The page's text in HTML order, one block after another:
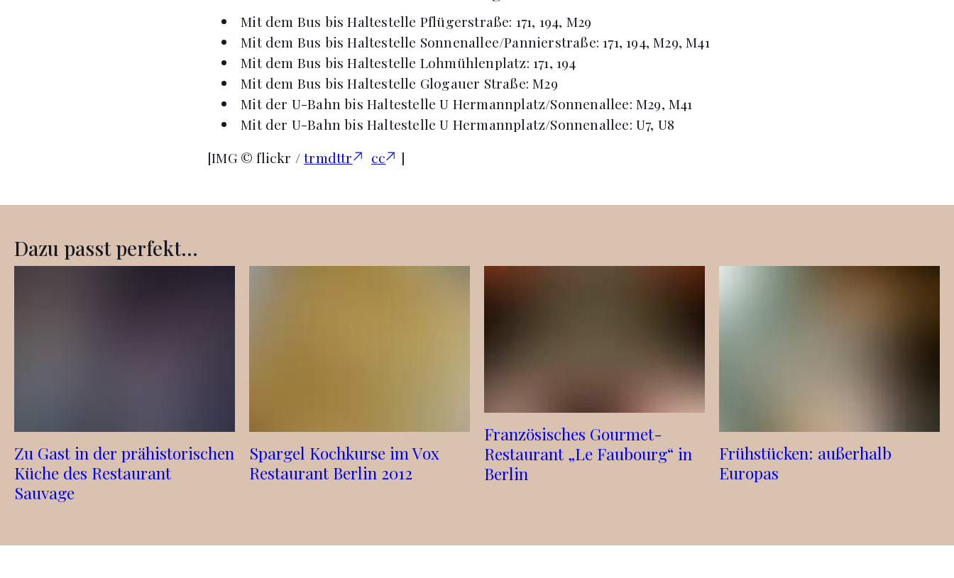
Mit dem Bus bis Haltestelle Pflügerstraße: 171, 194, M29
Mit dem Bus bis Haltestelle Sonnenallee/Pannierstraße: 171, 194, M29, M41
Mit dem Bus bis Haltestelle Lohmühlenplatz: 171, 194
Mit dem Bus bis Haltestelle Glogauer Straße: M29
Mit der U-Bahn bis Haltestelle U Hermannplatz/Sonnenallee: M29, M41
Mit der U-Bahn bis Haltestelle U Hermannplatz/Sonnenallee: U7, U8
[IMG © flickr /trmdttr cc ]
Dazu passt perfekt...
Zu Gast in der prähistorischen
Küche des Restaurant
Sauvage
Spargel Kochkurse im Vox
Restaurant Berlin 2012
Französisches Gourmet-
Restaurant „Le Faubourg“ in
Berlin
Frühstücken: außerhalb
Europas